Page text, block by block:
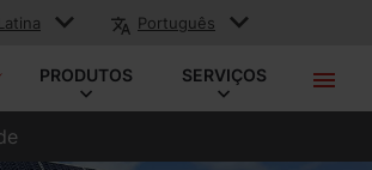
Português
PRODUTOS SERVIÇOS